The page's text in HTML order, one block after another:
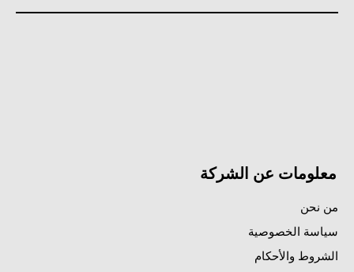
معلومات عن الشركة
من نحن
سياسة الخصوصية
الشروط والأحكام